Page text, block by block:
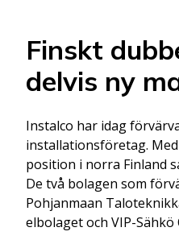
Finskt
delvis ny
Instalco har idag
installationsföretag.
position i norra Finland
De två bolagen som
Pohjanmaan
elbolaget och VIP-Sähkö